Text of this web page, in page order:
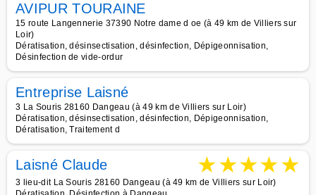
AVIPUR TOURAINE
15 route Langennerie 37390 Notre dame d oe (à 49 km de Villiers sur
Loir)
Dératisation, désinsectisation, désinfection, Dépigeonnisation,
Désinfection de vide-ordur
Entreprise Laisné
3 La Souris 28160 Dangeau (à 49 km de Villiers sur Loir)
Dératisation, désinsectisation, désinfection, Dépigeonnisation,
Dératisation, Traitement d
Laisné Claude ★★★★★
3 lieu-dit La Souris 28160 Dangeau (à 49 km de Villiers sur Loir)